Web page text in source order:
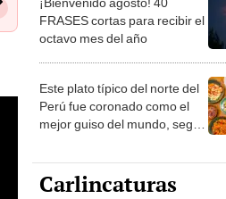
FRASES cortas para recibir el
octavo mes del año
Este plato típico del norte del
Perú fue coronado como el
mejor guiso del mundo, según
Carlincaturas